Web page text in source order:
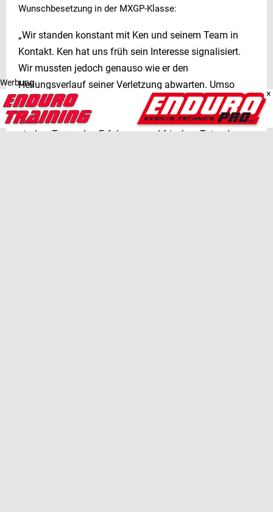
Wunschbesetzung in der MXGP-Klasse:
„Wir standen konstant mit Ken und seinem Team in
Kontakt. Ken hat uns früh sein Interesse signalisiert.
Wir mussten jedoch genauso wie er den
Heilungsverlauf seiner Verletzung abwarten. Umso
glücklicher sind wir nun – das Warten hat sich gelohnt.
Mit Ken, Simon und Maximilian haben wir erneut ein
starkes Team, das Erfahrung und frischen Tatendrang
Werbung
×